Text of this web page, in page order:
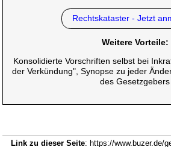
Rechtskataster - Jetzt
Weitere Vorteile:
Konsolidierte Vorschriften selbst bei
der Verkündung", Synopse zu jeder
des Gesetzgebers
Link zu dieser Seite: https://www.buzer.de/